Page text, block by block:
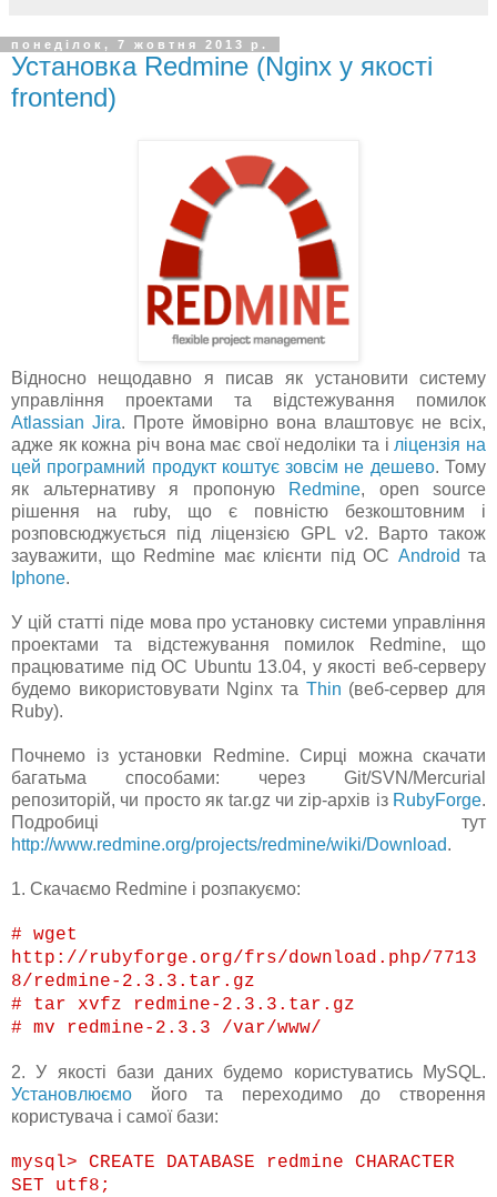
понеділок, 7 жовтня 2013 р.
Установка Redmine (Nginx у якості
frontend)
Відносно нещодавно я писав як установити систему
управління проектами та відстежування помилок
Atlassian Jira. Проте ймовірно вона влаштовує не всіх,
адже як кожна річ вона має свої недоліки та і ліцензія на
цей програмний продукт коштує зовсім не дешево. Тому
як альтернативу я пропоную
Redmine, open source
рішення на ruby, що є повністю безкоштовним і
розповсюджується під ліцензією GPL v2. Варто також
зауважити, що Redmine має клієнти під ОС Android та
Iphone.
У цій статті піде мова про установку системи управління
проектами та відстежування помилок Redmine, що
працюватиме під ОС Ubuntu 13.04, у якості веб-серверу
будемо використовувати Nginx та Thin (веб-сервер для
Ruby).
Почнемо із установки Redmine. Сирці можна скачати
багатьма способами: через Git/SVN/Mercurial
репозиторій, чи просто як tar.gz чи zip-архів із RubyForge.
Подробиці тут
http://www.redmine.org/projects/redmine/wiki/Download.
1. Скачаємо Redmine і розпакуємо:
# wget
http://rubyforge.org/frs/download.php/7713
8/redmine-2.3.3.tar.gz
# tar xvfz redmine-2.3.3.tar.gz
# mv redmine-2.3.3 /var/www/
2. У якості бази даних будемо користуватись MySQL.
Установлюємо його та переходимо до створення
користувача і самої бази:
mysql> CREATE DATABASE redmine CHARACTER
SET utf8;